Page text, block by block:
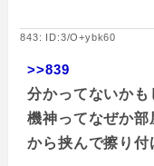
843: ID:3/O+ybk60
>>839
分かってないか
機神ってなぜか
から挟んで擦り付